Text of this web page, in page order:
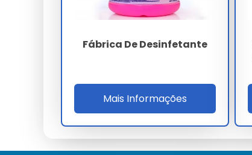
Como Comprar
Pontos de Venda
Comprar Online
Adquira através do site Limpeza Via Brasilpara
Perguntas Frequentes
Fábrica De Desinfetante
Mais Informações